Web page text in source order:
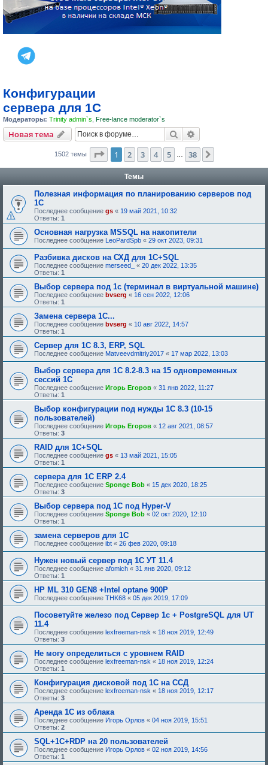
Конфигурации
сервера для 1С
Модераторы: Trinity admin`s Free-lance moderator`s
Новая тема Поиск
1502 темы Страница из 38
1 2 3 4 5 38
Темы
Полезная информация по планированию серверов под
1С
Последнее сообщение gs « 19 май 2021, 10:32
Ответы: 1
Основная нагрузка MSSQL на накопители
Последнее сообщение LeoPardSpb « 29 окт 2023, 09:31
Разбивка дисков на СХД для 1С+SQL
Последнее сообщение merseed_ « 20 дек 2022, 13:35
Ответы: 1
Выбор сервера под 1с (терминал в виртуальной машине)
Последнее сообщение bvserg « 16 сен 2022, 12:06
Ответы: 1
Замена сервера 1С...
Последнее сообщение bvserg « 10 авг 2022, 14:57
Ответы: 1
Сервер для 1С 8.3, ERP, SQL
Последнее сообщение Matveevdmitriy2017 « 17 мар 2022, 13:03
Выбор сервера для 1С 8.2-8.3 на 15 одновременных
сессий 1С
Последнее сообщение Игорь Егоров « 31 янв 2022, 11:27
Ответы: 1
Выбор конфигурации под нужды 1С 8.3 (10-15
пользователей)
Последнее сообщение Игорь Егоров « 12 авг 2021, 08:57
Ответы: 3
RAID для 1С+SQL
Последнее сообщение gs « 13 май 2021, 15:05
Ответы: 1
сервера для 1С ERP 2.4
Последнее сообщение Sponge Bob « 15 дек 2020, 18:25
Ответы: 3
Выбор сервера под 1С под Hyper-V
Последнее сообщение Sponge Bob « 02 окт 2020, 12:10
Ответы: 1
замена серверов для 1С
Последнее сообщение ibt « 26 фев 2020, 09:18
Нужен новый сервер под 1С УТ 11.4
Последнее сообщение afomich « 31 янв 2020, 09:12
Ответы: 1
HP ML 310 GEN8 +Intel optane 900P
Последнее сообщение THK68 « 05 дек 2019, 17:09
Посоветуйте железо под Сервер 1с + PostgreSQL для UT
11.4
Последнее сообщение lexfreeman-nsk « 18 ноя 2019, 12:49
Ответы: 3
Не могу определиться с уровнем RAID
Последнее сообщение lexfreeman-nsk « 18 ноя 2019, 12:24
Ответы: 1
Конфигурация дисковой под 1С на ССД
Последнее сообщение lexfreeman-nsk « 18 ноя 2019, 12:17
Ответы: 3
Аренда 1С из облака
Последнее сообщение Игорь Орлов « 04 ноя 2019, 15:51
Ответы: 2
SQL+1C+RDP на 20 пользователей
Последнее сообщение Игорь Орлов « 02 ноя 2019, 14:56
Ответы: 1